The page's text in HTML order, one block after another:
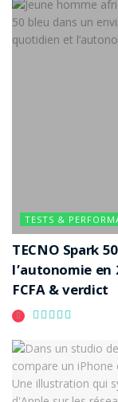
TESTS &
TECNO Spark
l’autonomie en
FCFA & verdict